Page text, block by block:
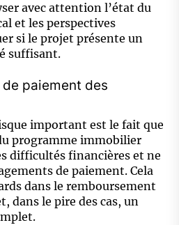
avec attention l’état du
et les perspectives
si le projet présente un
suffisant.
paiement des
important est le fait que
programme immobilier
difficultés financières et ne
de paiement. Cela
dans le remboursement
dans le pire des cas, un